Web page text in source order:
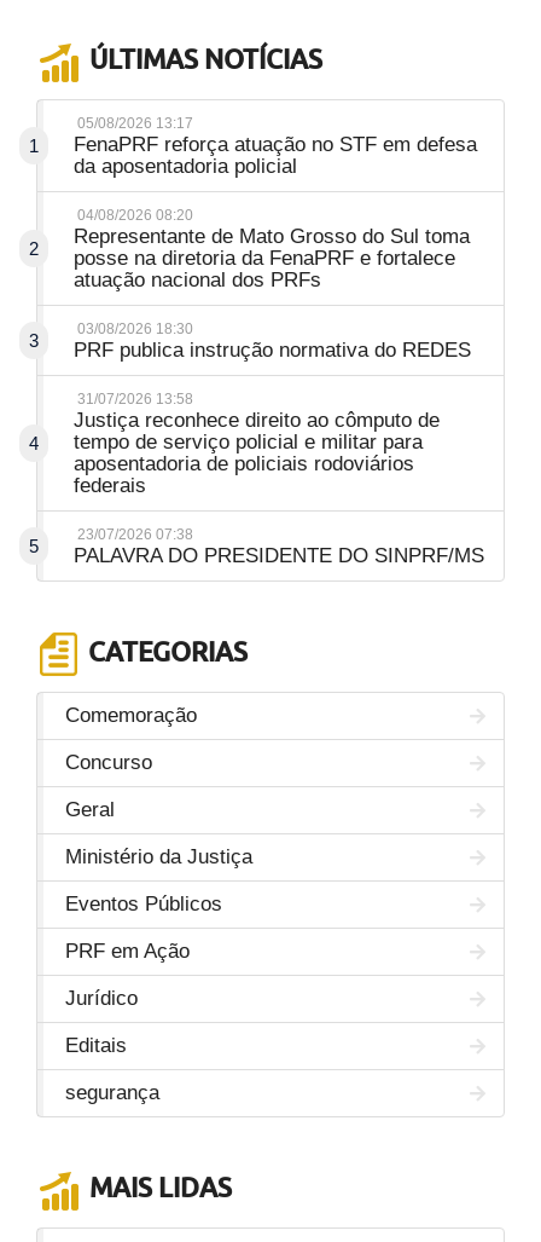
ÚLTIMAS NOTÍCIAS
1
05/08/2026 13:17
FenaPRF reforça atuação no STF em defesa
da aposentadoria policial
2
04/08/2026 08:20
Representante de Mato Grosso do Sul toma
posse na diretoria da FenaPRF e fortalece
atuação nacional dos PRFs
3
03/08/2026 18:30
PRF publica instrução normativa do REDES
4
31/07/2026 13:58
Justiça reconhece direito ao cômputo de
tempo de serviço policial e militar para
aposentadoria de policiais rodoviários
federais
5
23/07/2026 07:38
PALAVRA DO PRESIDENTE DO SINPRF/MS
CATEGORIAS
Comemoração
Concurso
Geral
Ministério da Justiça
Eventos Públicos
PRF em Ação
Jurídico
Editais
segurança
MAIS LIDAS